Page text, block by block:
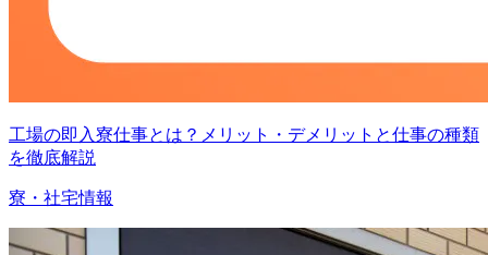
工場の即入寮仕事とは？メリット・デメリットと仕事の種類
を徹底解説
寮・社宅情報